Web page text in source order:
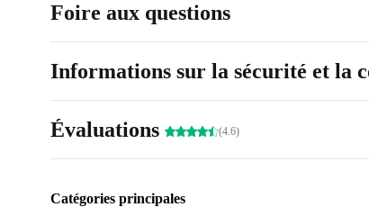
Foire aux questions
Informations sur la sécurité et la
Évaluations (4.6)
Catégories principales